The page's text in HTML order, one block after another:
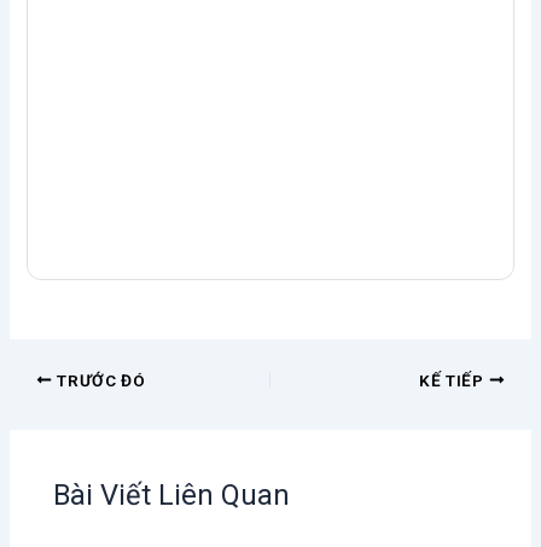
TRƯỚC ĐÓ KẾ TIẾP
Bài Viết Liên Quan